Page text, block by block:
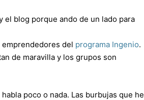
el blog porque ando de un lado para
emprendedores del programa Ingenio.
de maravilla y los grupos son
poco o nada. Las burbujas que he